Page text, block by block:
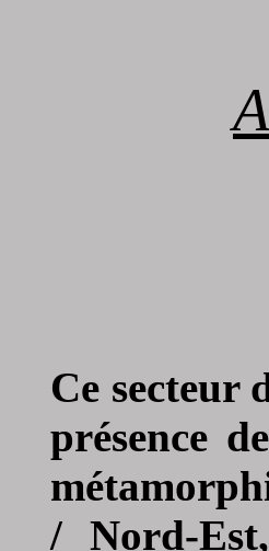
Ce secteur
présence
/ Nord-